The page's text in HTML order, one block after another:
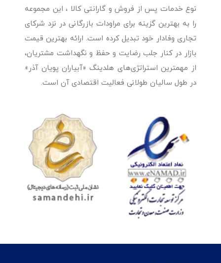
نوع خدمات پس از فروش و گارانتی کالا ، این مجموعه
را به بهترین گزینه برای مراودات بازرگانی در نزد شرکای
تجاری وفادار خود تبدیل کرده است. ارائه بهترین قیمت
بازار در کنار جلب رضایت و حفظ و نگهداشت مشتریان،
از مهمترین استراتژی‌های هلدینگ «آبیاران پویان آذر»
در طول سالیان طولانی فعالیت اقتصادی آن است.